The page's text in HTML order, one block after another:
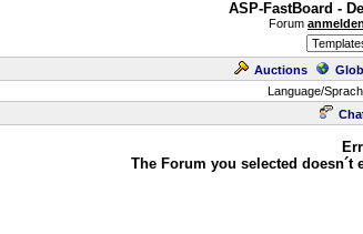
ASP-FastBoard -
Forum anmelden
Auctions
Language/
The Forum you selected